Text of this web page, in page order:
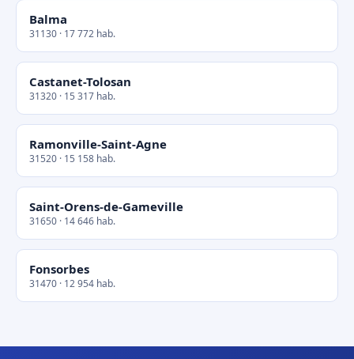
Balma
31130 · 17 772 hab.
Castanet-Tolosan
31320 · 15 317 hab.
Ramonville-Saint-Agne
31520 · 15 158 hab.
Saint-Orens-de-Gameville
31650 · 14 646 hab.
Fonsorbes
31470 · 12 954 hab.